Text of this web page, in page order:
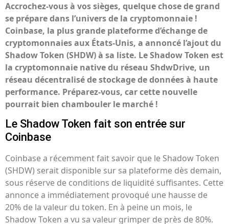
Accrochez-vous à vos sièges, quelque chose de grand
se prépare dans l’univers de la cryptomonnaie !
Coinbase, la plus grande plateforme d’échange de
cryptomonnaies aux États-Unis, a annoncé l’ajout du
Shadow Token (SHDW) à sa liste. Le Shadow Token est
la cryptomonnaie native du réseau ShdwDrive, un
réseau décentralisé de stockage de données à haute
performance. Préparez-vous, car cette nouvelle
pourrait bien chambouler le marché !
Le Shadow Token fait son entrée sur
Coinbase
Coinbase a récemment fait savoir que le Shadow Token
(SHDW) serait disponible sur sa plateforme dès demain,
sous réserve de conditions de liquidité suffisantes. Cette
annonce a immédiatement provoqué une hausse de
20% de la valeur du token. En à peine un mois, le
Shadow Token a vu sa valeur grimper de près de 80%.